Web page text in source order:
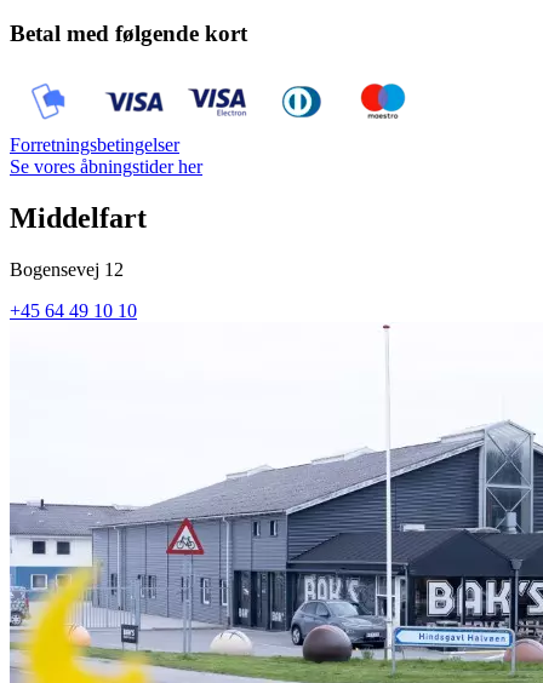
Betal med følgende kort
Forretningsbetingelser
Se vores åbningstider her
Middelfart
Bogensevej 12
+45 64 49 10 10